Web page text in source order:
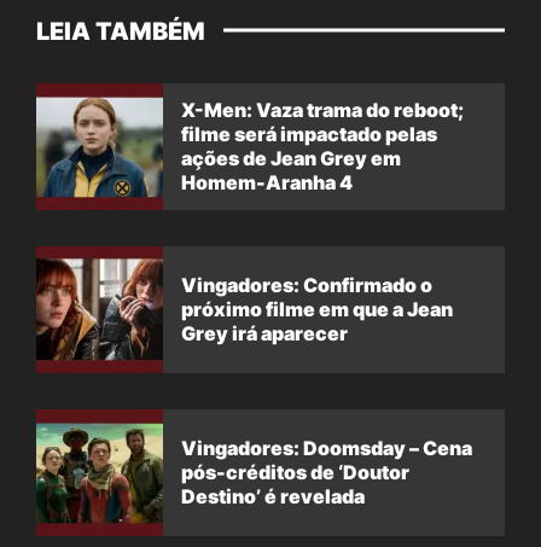
LEIA TAMBÉM
X-Men: Vaza trama do reboot;
filme será impactado pelas
ações de Jean Grey em
Homem-Aranha 4
Vingadores: Confirmado o
próximo filme em que a Jean
Grey irá aparecer
Vingadores: Doomsday – Cena
pós-créditos de ‘Doutor
Destino’ é revelada